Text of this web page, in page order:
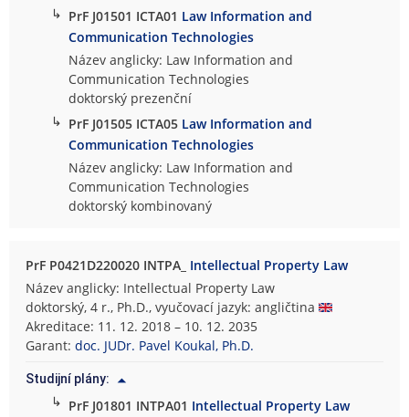
↳ PrF J01501 ICTA01 Law Information and
Communication Technologies
Název anglicky: Law Information and
Communication Technologies
doktorský prezenční
↳ PrF J01505 ICTA05 Law Information and
Communication Technologies
Název anglicky: Law Information and
Communication Technologies
doktorský kombinovaný
PrF P0421D220020 INTPA_ Intellectual Property Law
Název anglicky: Intellectual Property Law
doktorský, 4 r., Ph.D., vyučovací jazyk: angličtina
Akreditace: 11. 12. 2018 – 10. 12. 2035
Garant:doc. JUDr. Pavel Koukal, Ph.D.
Studijní plány:
↳ PrF J01801 INTPA01 Intellectual Property Law